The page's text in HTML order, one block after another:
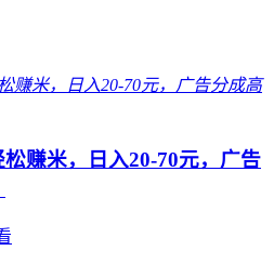
赚米，日入20-70元，广告